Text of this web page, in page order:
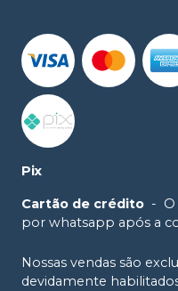
Pix
Cartão de crédito -
por whatsapp após a
Nossas vendas são
devidamente